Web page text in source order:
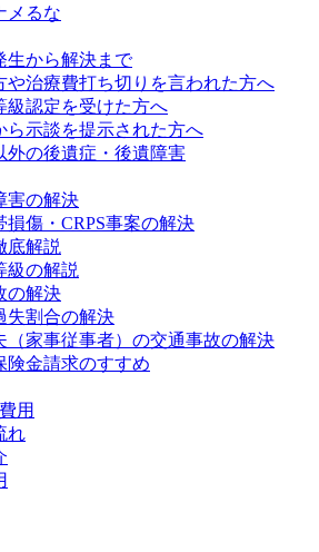
メるな
生から解決まで
や治療費打ち切りを言われた方へ
級認定を受けた方へ
ら示談を提示された方へ
外の後遺症・後遺障害
害の解決
損傷・CRPS事案の解決
底解説
級の解説
の解決
失割合の解決
（家事従事者）の交通事故の解決
険金請求のすすめ
用
れ